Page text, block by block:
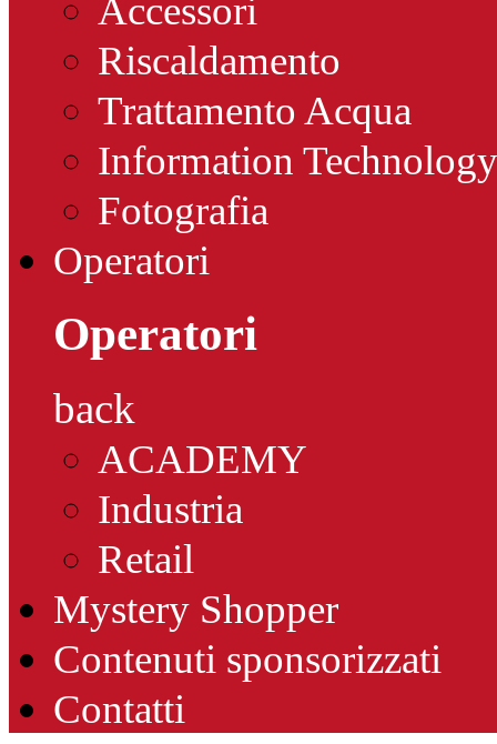
Accessori
Riscaldamento
Trattamento Acqua
Information Technology
Fotografia
Operatori
Operatori
back
ACADEMY
Industria
Retail
Mystery Shopper
Contenuti sponsorizzati
Contatti